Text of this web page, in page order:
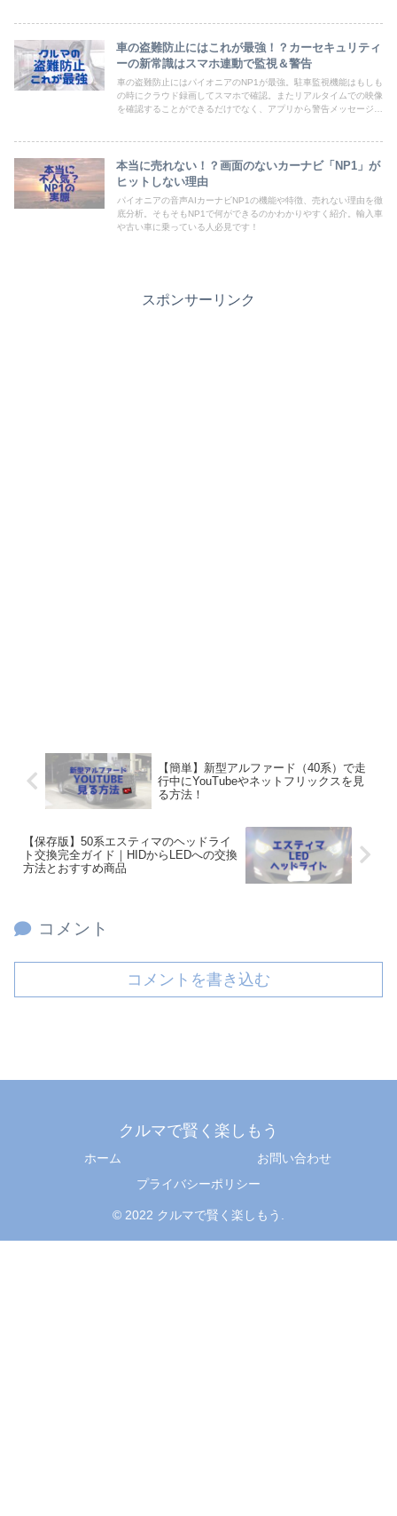
車の盗難防止にはこれが最強！？カーセキュリティ
ーの新常識はスマホ連動で監視＆警告
車の盗難防止にはパイオニアのNP1が最強。駐車監視機能はもしも
の時にクラウド録画してスマホで確認。またリアルタイムでの映像
を確認することができるだけでなく、アプリから警告メッセージを
本当に売れない！？画面のないカーナビ「NP1」が
ヒットしない理由
パイオニアの音声AIカーナビNP1の機能や特徴、売れない理由を徹
底分析。そもそもNP1で何ができるのかわかりやすく紹介。輸入車
や古い車に乗っている人必見です！
スポンサーリンク
【簡単】新型アルファード（40系）で走
行中にYouTubeやネットフリックスを見
る方法！
【保存版】50系エスティマのヘッドライ
ト交換完全ガイド｜HIDからLEDへの交換
方法とおすすめ商品
コメント
コメントを書き込む
クルマで賢く楽しもう
ホーム
お問い合わせ
プライバシーポリシー
© 2022 クルマで賢く楽しもう.